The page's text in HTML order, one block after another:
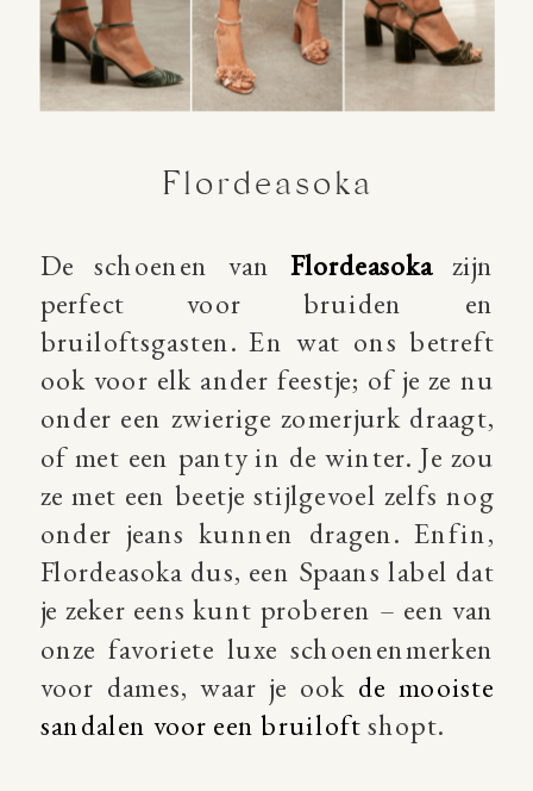
Flordeasoka
De schoenen van Flordeasoka zijn
perfect voor bruiden en
bruiloftsgasten. En wat ons betreft
ook voor elk ander feestje; of je ze nu
onder een zwierige zomerjurk draagt,
of met een panty in de winter. Je zou
ze met een beetje stijlgevoel zelfs nog
onder jeans kunnen dragen. Enfin,
Flordeasoka dus, een Spaans label dat
je zeker eens kunt proberen – een van
onze favoriete luxe schoenenmerken
voor dames, waar je ook de mooiste
sandalen voor een bruiloftshopt.